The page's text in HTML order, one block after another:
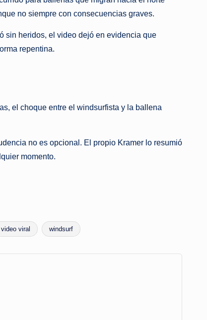
no siempre con consecuencias graves.
sin heridos, el video dejó en evidencia que
repentina.
el choque entre el windsurfista y la ballena
no es opcional. El propio Kramer lo resumió
momento.
video viral windsurf